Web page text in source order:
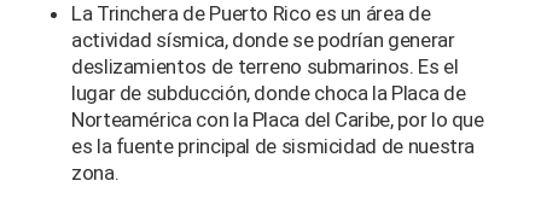
La Trinchera de Puerto Rico es un área de
actividad sísmica, donde se podrían generar
deslizamientos de terreno submarinos. Es el
lugar de subducción, donde choca la Placa de
Norteamérica con la Placa del Caribe, por lo que
es la fuente principal de sismicidad de nuestra
zona.